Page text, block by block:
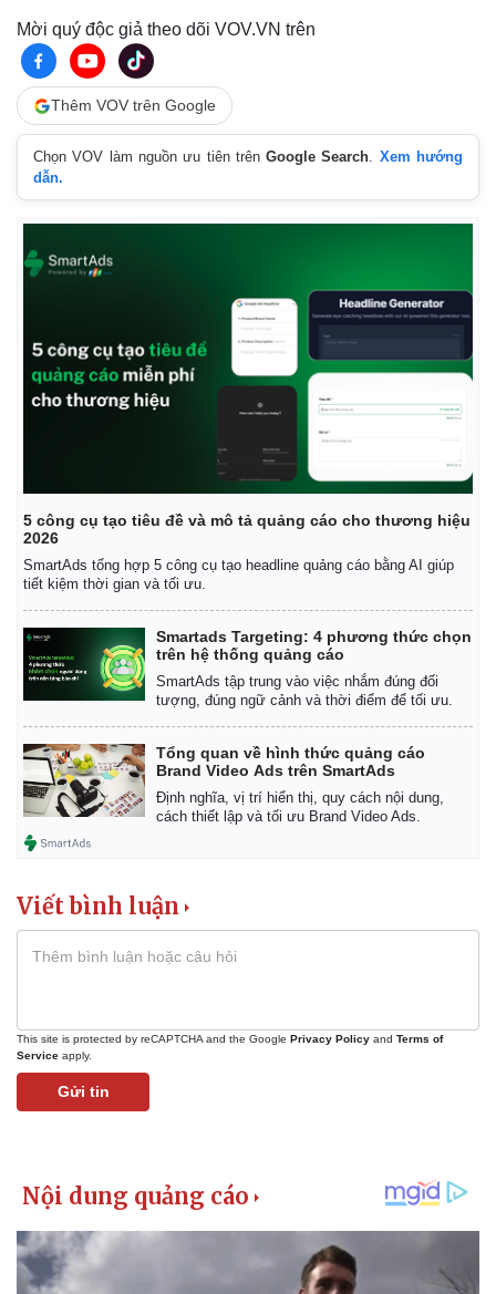
Mời quý độc giả theo dõi VOV.VN trên
Thêm VOV trên Google
Chọn VOV làm nguồn ưu tiên trênGoogle Search. Xem hướng
dẫn.
5 công cụ tạo tiêu đề và mô tả quảng cáo cho thương hiệu
2026
SmartAds tổng hợp 5 công cụ tạo headline quảng cáo bằng AI giúp
tiết kiệm thời gian và tối ưu.
Smartads Targeting: 4 phương thức chọn
trên hệ thống quảng cáo
SmartAds tập trung vào việc nhắm đúng đối
tượng, đúng ngữ cảnh và thời điểm để tối ưu.
Tổng quan về hình thức quảng cáo
Brand Video Ads trên SmartAds
Định nghĩa, vị trí hiển thị, quy cách nội dung,
cách thiết lập và tối ưu Brand Video Ads.
Viết bình luận
This site is protected by reCAPTCHA and the Google Privacy Policy and Terms of
Service apply.
Gửi tin